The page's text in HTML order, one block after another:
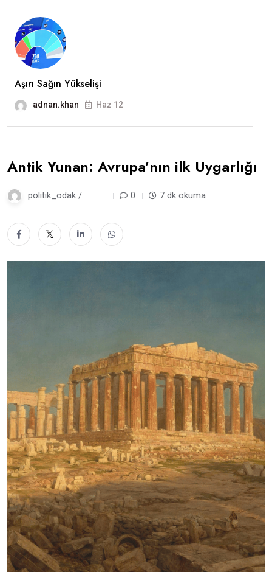
Aşırı Sağın Yükselişi
adnan.khan Haz 12
Antik Yunan: Avrupa’nın ilk Uygarlığı
politik_odak / 0 7 dk okuma